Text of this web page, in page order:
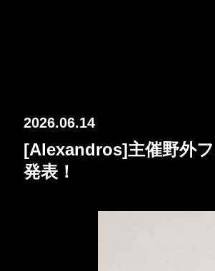
2026.06.14
[Alexandros]主催野外
発表！